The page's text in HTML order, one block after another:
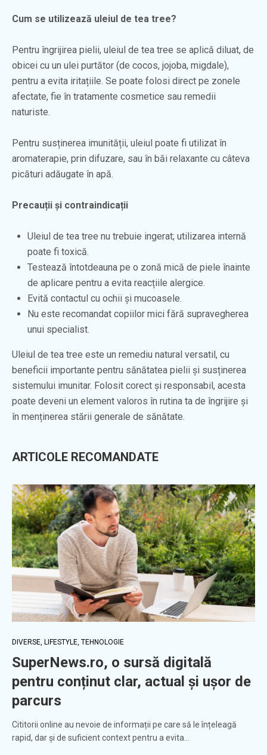
Cum se utilizează uleiul de tea tree?
Pentru îngrijirea pielii, uleiul de tea tree se aplică diluat, de
obicei cu un ulei purtător (de cocos, jojoba, migdale),
pentru a evita iritațiile. Se poate folosi direct pe zonele
afectate, fie în tratamente cosmetice sau remedii
naturiste.
Pentru susținerea imunității, uleiul poate fi utilizat în
aromaterapie, prin difuzare, sau în băi relaxante cu câteva
picături adăugate în apă.
Precauții și contraindicații
Uleiul de tea tree nu trebuie ingerat; utilizarea internă
poate fi toxică.
Testează întotdeauna pe o zonă mică de piele înainte
de aplicare pentru a evita reacțiile alergice.
Evită contactul cu ochii și mucoasele.
Nu este recomandat copiilor mici fără supravegherea
unui specialist.
Uleiul de tea tree este un remediu natural versatil, cu
beneficii importante pentru sănătatea pielii și susținerea
sistemului imunitar. Folosit corect și responsabil, acesta
poate deveni un element valoros în rutina ta de îngrijire și
în menținerea stării generale de sănătate.
ARTICOLE RECOMANDATE
DIVERSE, LIFESTYLE, TEHNOLOGIE
SuperNews.ro, o sursă digitală
pentru conținut clar, actual și ușor de
parcurs
Cititorii online au nevoie de informații pe care să le înțeleagă
rapid, dar și de suficient context pentru a evita…